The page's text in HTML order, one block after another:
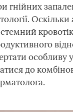
гнійних
особливу
до